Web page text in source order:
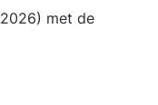
met de